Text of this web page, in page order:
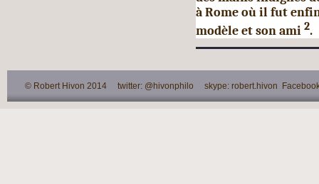
à Rome où il fut
modèle et son ami 2.
© Robert Hivon 2014 twitter: @hivonphilo skype: robert.hivon